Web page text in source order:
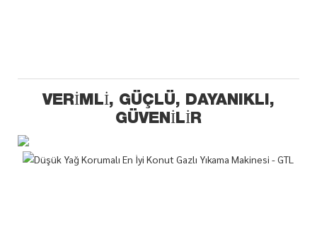
VERIMLI, GÜÇLÜ, DAYANIKLI,
GÜVENILIR